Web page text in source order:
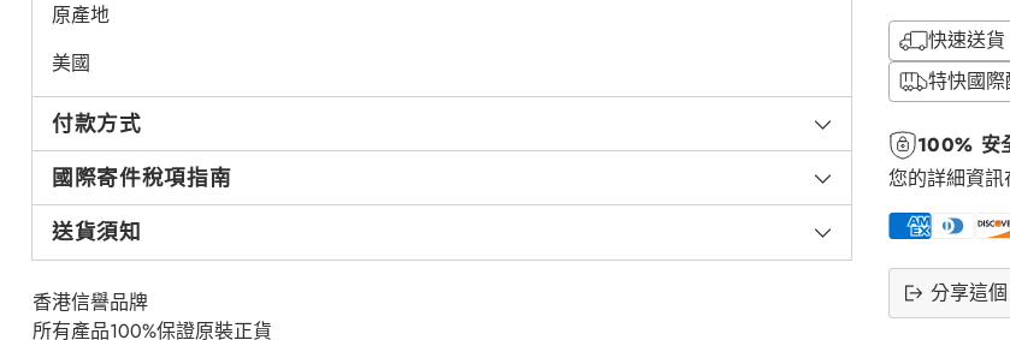
原產地
美國
付款方式
國際寄件稅項指南
送貨須知
香港信譽品牌
所有產品100%保證原裝正貨
快速送貨
特快國際
100% 安
您的詳細資訊
分享這個